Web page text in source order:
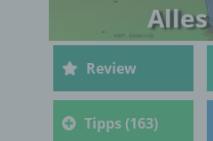
Review
Tipps (163)